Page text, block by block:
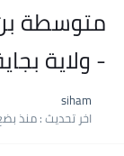
متوسطة
- ولاية
siham
اخر تحديث :منذ